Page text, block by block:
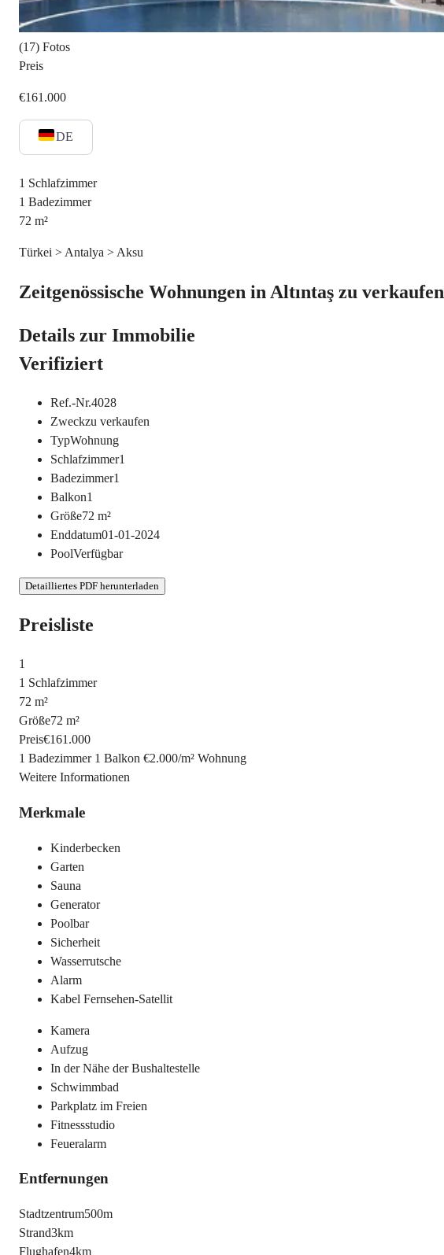
(17) Fotos
Preis
€161.000
DE
1 Schlafzimmer
1 Badezimmer
72 m²
Türkei > Antalya > Aksu
Zeitgenössische Wohnungen in Altıntaş zu verkaufen
Details zur Immobilie
Verifiziert
Ref.-Nr.4028
Zweckzu verkaufen
TypWohnung
Schlafzimmer1
Badezimmer1
Balkon1
Größe72 m²
Enddatum01-01-2024
PoolVerfügbar
Detailliertes PDF herunterladen
Preisliste
1
1 Schlafzimmer
72 m²
Größe72 m²
Preis€161.000
1 Badezimmer 1 Balkon €2.000/m² Wohnung
Weitere Informationen
Merkmale
Kinderbecken
Garten
Sauna
Generator
Poolbar
Sicherheit
Wasserrutsche
Alarm
Kabel Fernsehen-Satellit
Kamera
Aufzug
In der Nähe der Bushaltestelle
Schwimmbad
Parkplatz im Freien
Fitnessstudio
Feueralarm
Entfernungen
Stadtzentrum500m
Strand3km
Flughafen4km